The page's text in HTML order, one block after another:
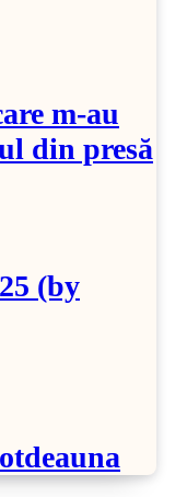
m-au
din presă
(by